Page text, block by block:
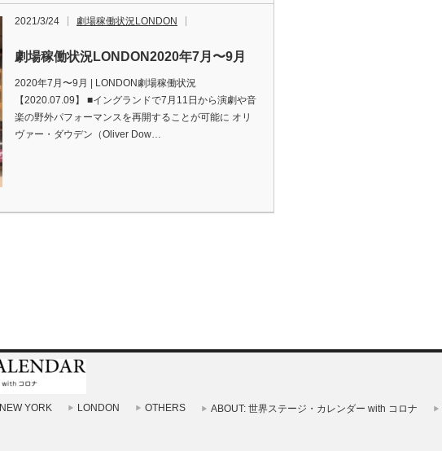
2021/3/24 劇場稼働状況LONDON
劇場稼働状況LONDON2020年7月〜9月
2020年7月〜9月 | LONDON劇場稼働状況
【2020.07.09】 ■イングランドで7月11日から演劇や音
楽の野外パフォーマンスを再開することが可能に オリ
ヴァー・ダウデン（Oliver Dow…
NEW YORK LONDON OTHERS ABOUT: 世界ステージ・カレンダー with コロナ